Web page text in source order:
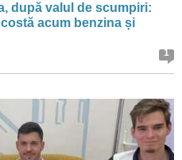
după valul de scumpiri:
acum benzina și
1